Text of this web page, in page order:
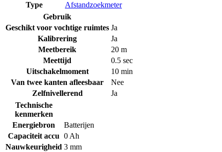
Type
Afstandzoekmeter
Gebruik
Geschikt voor vochtige ruimtes Ja
Kalibrering
Ja
Meetbereik
20 m
Meettijd
0.5 sec
Uitschakelmoment
10 min
Van twee kanten afleesbaar
Nee
Zelfnivellerend
Ja
Technische
kenmerken
Energiebron
Batterijen
Capaciteit accu 0 Ah
Nauwkeurigheid 3 mm